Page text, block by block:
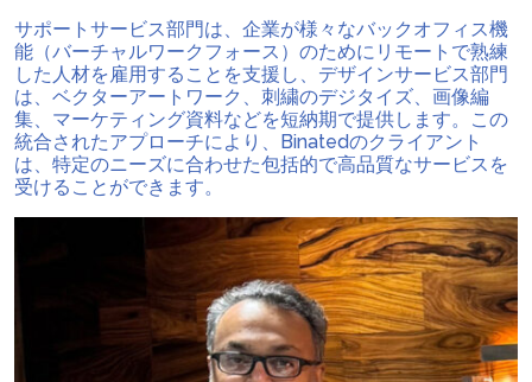
サポートサービス部門は、企業が様々なバックオフィス機
能（バーチャルワークフォース）のためにリモートで熟練
した人材を雇用することを支援し、デザインサービス部門
は、ベクターアートワーク、刺繍のデジタイズ、画像編
集、マーケティング資料などを短納期で提供します。この
統合されたアプローチにより、Binatedのクライアント
は、特定のニーズに合わせた包括的で高品質なサービスを
受けることができます。